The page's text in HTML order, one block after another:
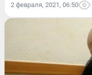
2 февраля, 2021, 06:50